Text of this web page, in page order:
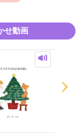
せ動画